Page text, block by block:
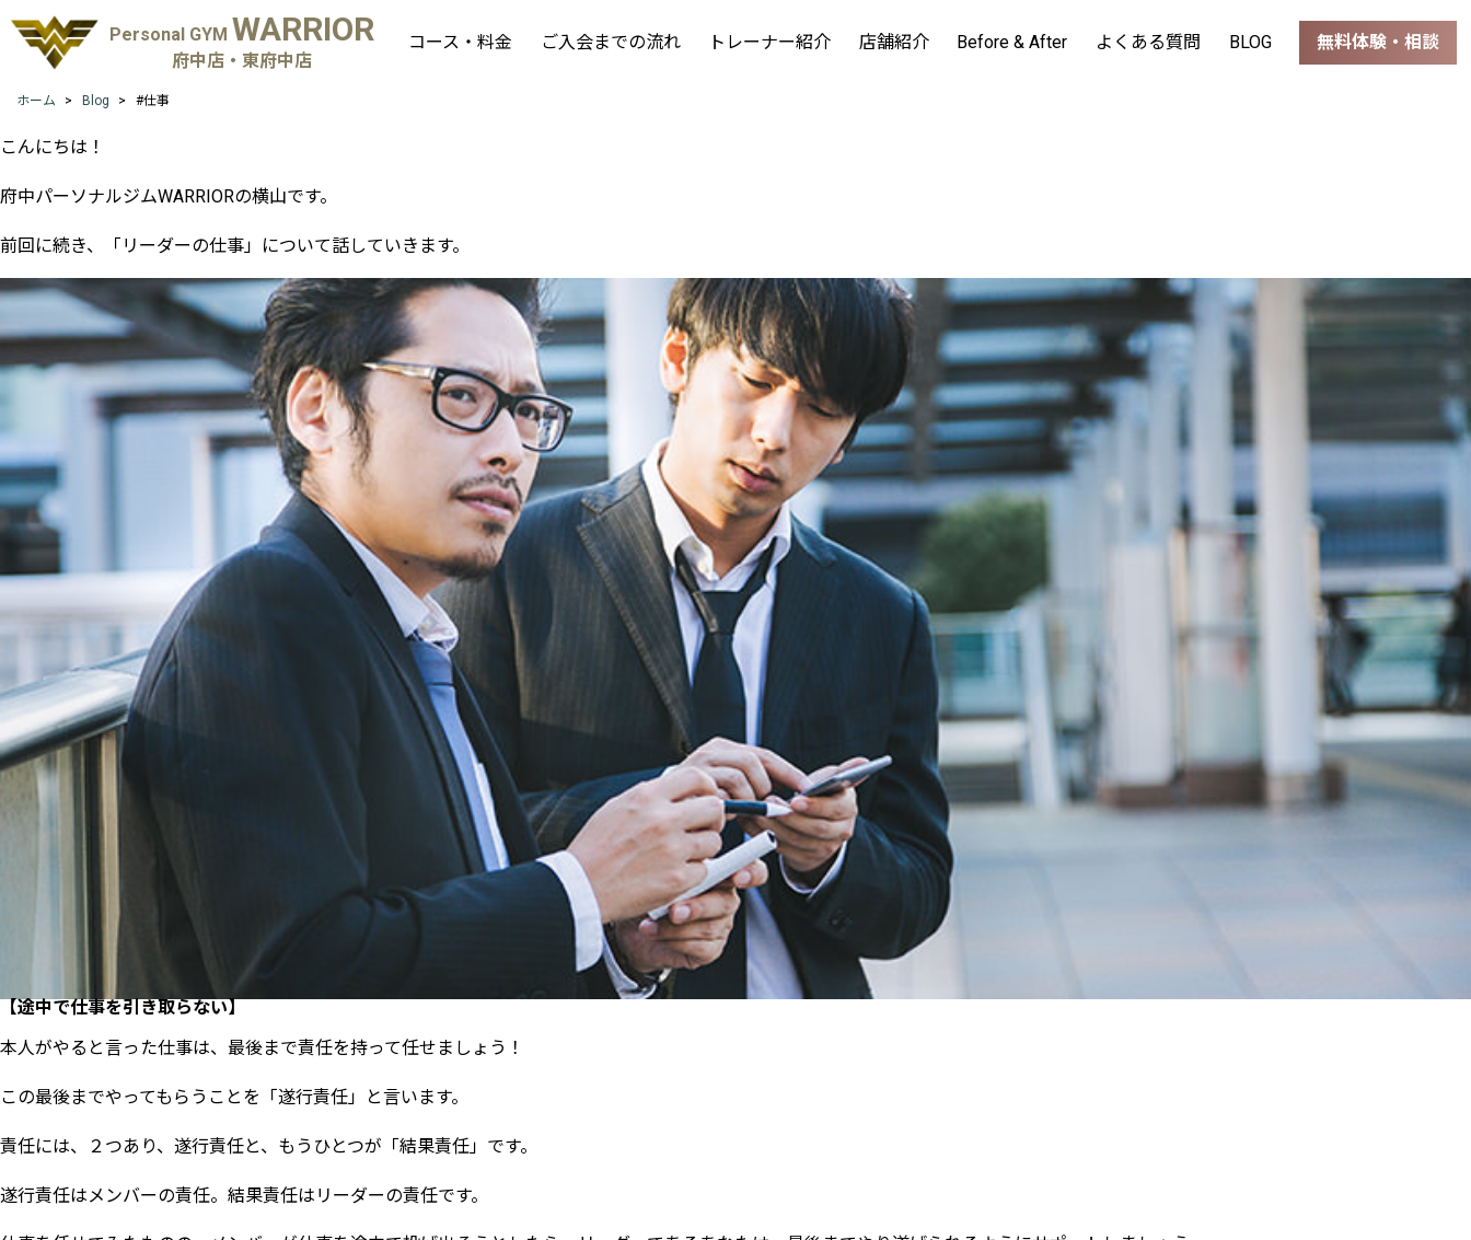
Personal GYM WARRIOR
府中店・東府中店
コース・料金 ご入会までの流れ トレーナー紹介 店舗紹介 Before & After よくある質問 BLOG 無料体験・相談
ホーム Blog #仕事
こんにちは！
府中パーソナルジムWARRIORの横山です。
前回に続き、「リーダーの仕事」について話していきます。
【途中で仕事を引き取らない】
本人がやると言った仕事は、最後まで責任を持って任せましょう！
この最後までやってもらうことを「遂行責任」と言います。
責任には、２つあり、遂行責任と、もうひとつが「結果責任」です。
遂行責任はメンバーの責任。結果責任はリーダーの責任です。